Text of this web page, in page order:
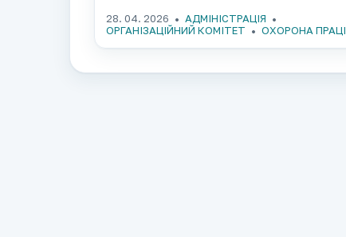
28. 04. 2026
АДМІНІСТРАЦІЯ
ОРГАНІЗАЦІЙНИЙ КОМІТЕТ
ОХОРОНА ПРАЦІ